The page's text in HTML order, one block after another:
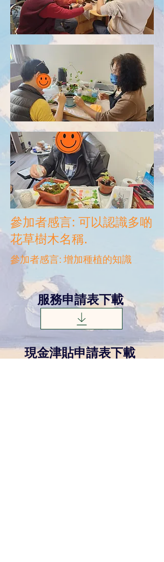
參加者感言: 可以認識多啲
花草樹木名稱.
參加者感言: 增加種植的知識
服務申請表下載
現金津貼申請表下載